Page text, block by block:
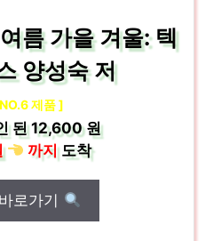
름 가을 겨울: 텍
양성숙 저
NO.6 제품 ]
된12,600 원
까지도착
로가기